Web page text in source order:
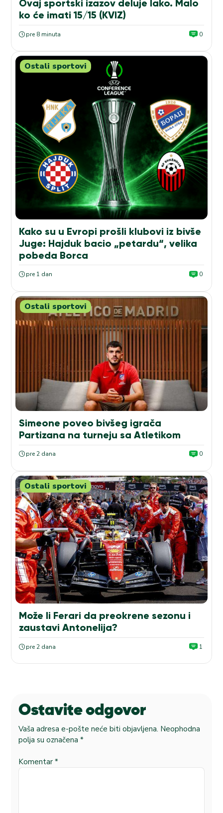
Ovaj sportski izazov deluje lako. Malo
ko će imati 15/15 (KVIZ)
pre 8 minuta 0
Ostali sportovi
Kako su u Evropi prošli klubovi iz bivše
Juge: Hajduk bacio „petardu“, velika
pobeda Borca
pre 1 dan 0
Ostali sportovi
Simeone poveo bivšeg igrača
Partizana na turneju sa Atletikom
pre 2 dana 0
Ostali sportovi
Može li Ferari da preokrene sezonu i
zaustavi Antonelija?
pre 2 dana 1
Ostavite odgovor
Vaša adresa e-pošte neće biti objavljena. Neophodna
polja su označena *
Komentar *